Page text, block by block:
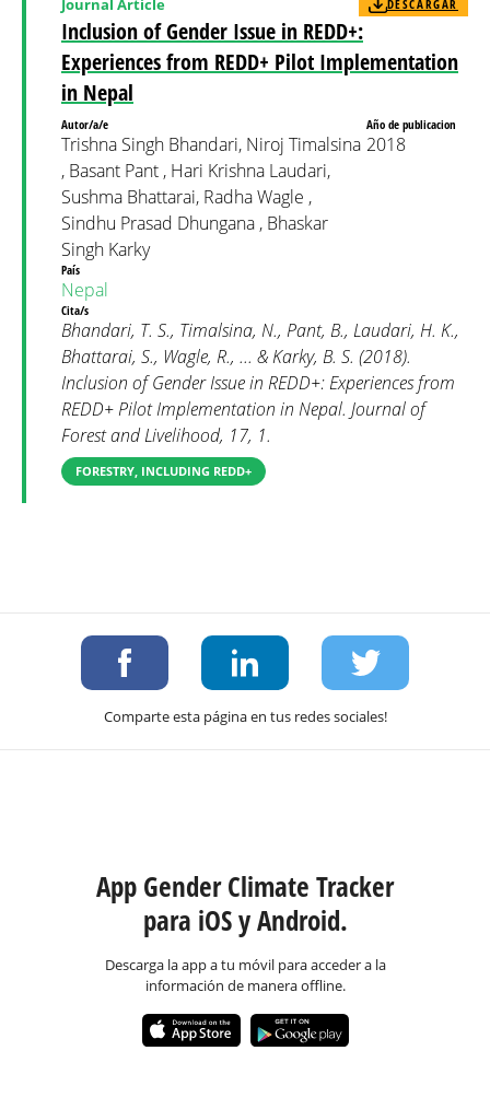
Inclusion of Gender Issue in REDD+:
Experiences from REDD+ Pilot Implementation
in Nepal
DESCARGAR
Autor/a/e
Trishna Singh Bhandari, Niroj Timalsina
, Basant Pant , Hari Krishna Laudari,
Sushma Bhattarai, Radha Wagle ,
Sindhu Prasad Dhungana , Bhaskar
Singh Karky
Año de publicacion
2018
País
Nepal
Cita/s
Bhandari, T. S., Timalsina, N., Pant, B., Laudari, H. K.,
Bhattarai, S., Wagle, R., ... & Karky, B. S. (2018).
Inclusion of Gender Issue in REDD+: Experiences from
REDD+ Pilot Implementation in Nepal. Journal of
Forest and Livelihood, 17, 1.
FORESTRY, INCLUDING REDD+
Comparte esta página en tus redes sociales!
App Gender Climate Tracker
para iOS y Android.
Descarga la app a tu móvil para acceder a la
información de manera offline.